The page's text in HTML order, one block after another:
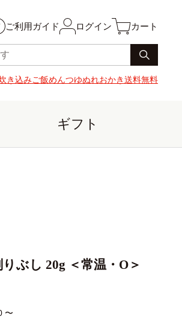
ご利用ガイド ログイン カート
き込みご飯めんつゆぬれおかき送料無料
ギフト
ぶし 20g ＜常温・O＞
〜